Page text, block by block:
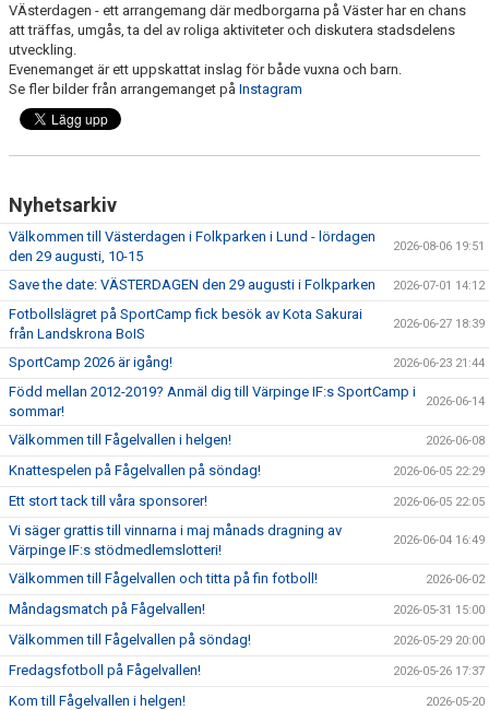
VÄsterdagen - ett arrangemang där medborgarna på Väster har en chans
att träffas, umgås, ta del av roliga aktiviteter och diskutera stadsdelens
utveckling.
Evenemanget är ett uppskattat inslag för både vuxna och barn.
Se fler bilder från arrangemanget på Instagram
Nyhetsarkiv
Välkommen till Västerdagen i Folkparken i Lund - lördagen
den 29 augusti, 10-15
2026-08-06 19:51
Save the date: VÄSTERDAGEN den 29 augusti i Folkparken 2026-07-01 14:12
Fotbollslägret på SportCamp fick besök av Kota Sakurai
från Landskrona BoIS
2026-06-27 18:39
SportCamp 2026 är igång! 2026-06-23 21:44
Född mellan 2012-2019? Anmäl dig till Värpinge IF:s SportCamp i
sommar!
2026-06-14
Välkommen till Fågelvallen i helgen! 2026-06-08
Knattespelen på Fågelvallen på söndag! 2026-06-05 22:29
Ett stort tack till våra sponsorer! 2026-06-05 22:05
Vi säger grattis till vinnarna i maj månads dragning av
Värpinge IF:s stödmedlemslotteri!
2026-06-04 16:49
Välkommen till Fågelvallen och titta på fin fotboll! 2026-06-02
Måndagsmatch på Fågelvallen! 2026-05-31 15:00
Välkommen till Fågelvallen på söndag! 2026-05-29 20:00
Fredagsfotboll på Fågelvallen! 2026-05-26 17:37
Kom till Fågelvallen i helgen! 2026-05-20